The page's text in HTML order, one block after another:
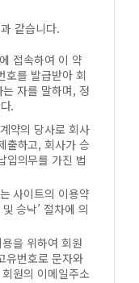
같습니다.
접속하여 이 약
호를 발급받아 회
자를 말하며, 정
.
약의 당사로 회사
출하고, 회사가 승
입의무를 가진 법
사이트의 이용약
승낙’ 절차에 의
을 위하여 회원
유번호로 문자와
원의 이메일주소